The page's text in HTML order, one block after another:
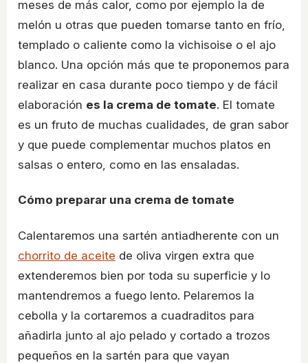
meses de más calor, como por ejemplo la de
melón u otras que pueden tomarse tanto en frío,
templado o caliente como la vichisoise o el ajo
blanco. Una opción más que te proponemos para
realizar en casa durante poco tiempo y de fácil
elaboración es la crema de tomate. El tomate
es un fruto de muchas cualidades, de gran sabor
y que puede complementar muchos platos en
salsas o entero, como en las ensaladas.
Cómo preparar una crema de tomate
Calentaremos una sartén antiadherente con un
chorrito de aceite de oliva virgen extra que
extenderemos bien por toda su superficie y lo
mantendremos a fuego lento. Pelaremos la
cebolla y la cortaremos a cuadraditos para
añadirla junto al ajo pelado y cortado a trozos
pequeños en la sartén para que vayan